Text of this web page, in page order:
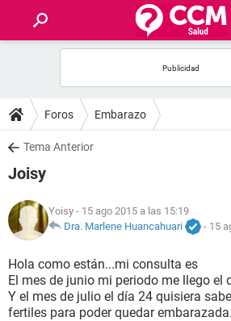
FOROS
SALUD
FAMILIA
NUTRICIÓN
BIENESTAR
SEXUALIDAD
Foros Embarazo
Tema Anterior
Joisy
Yoisy - 15 ago 2015 a las 15:19
Dra. Marlene Huancahuari
- 15
Hola como están...mi consulta es
El mes de junio mi periodo me llego el
Y el mes de julio el día 24 quisiera
fertiles para poder quedar